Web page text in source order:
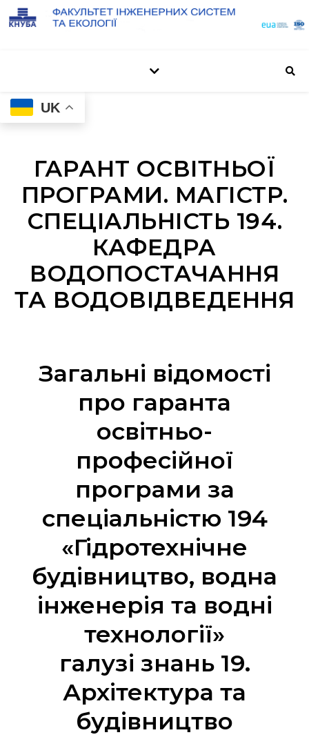
UK
ГАРАНТ ОСВІТНЬОЇ
ПРОГРАМИ. МАГІСТР.
СПЕЦІАЛЬНІСТЬ 194.
КАФЕДРА
ВОДОПОСТАЧАННЯ
ТА ВОДОВІДВЕДЕННЯ
Загальні відомості
про гаранта
освітньо-
професійної
програми за
спеціальністю 194
«Гідротехнічне
будівництво, водна
інженерія та водні
технології»
галузі знань 19.
Архітектура та
будівництво